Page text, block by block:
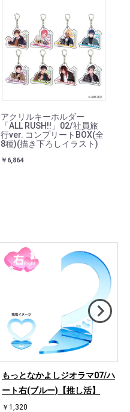
アクリルキーホルダー
「ALL RUSH!!」02/社員旅
行ver. コンプリートBOX(全
8種)(描き下ろしイラスト)
￥6,864
もっとなかよしジオラマ07/ハ
ート右(ブルー)【推し活】
￥1,320